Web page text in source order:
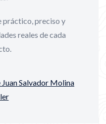
práctico, preciso y
reales de cada
Salvador Molina